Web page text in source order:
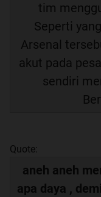
tim
Seperti
Arsenal
akut pada
sendiri
Quote:
aneh aneh
apa daya ,